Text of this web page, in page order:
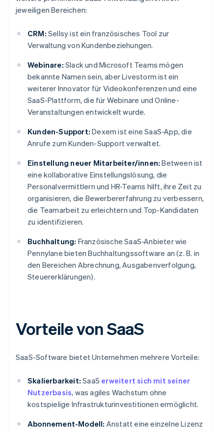
jeweiligen Bereichen:
CRM: Sellsy ist ein französisches Tool zur
Verwaltung von Kundenbeziehungen.
Webinare: Slack und Microsoft Teams mögen
bekannte Namen sein, aber Livestorm ist ein
weiterer Innovator für Videokonferenzen und eine
SaaS-Plattform, die für Webinare und Online-
Veranstaltungen entwickelt wurde.
Kunden-Support: Dexem ist eine SaaS-App, die
Anrufe zum Kunden-Support verwaltet.
Einstellung neuer Mitarbeiter/innen: Between ist
eine kollaborative Einstellungslösung, die
Personalvermittlern und HR-Teams hilft, ihre Zeit zu
organisieren, die Bewerbererfahrung zu verbessern,
die Teamarbeit zu erleichtern und Top-Kandidaten
zu identifizieren.
Buchhaltung: Französische SaaS-Anbieter wie
Pennylane bieten Buchhaltungssoftware an (z. B. in
den Bereichen Abrechnung, Ausgabenverfolgung,
Steuererklärungen).
Vorteile von SaaS
SaaS-Software bietet Unternehmen mehrere Vorteile:
Skalierbarkeit: SaaS erweitert sich mit seiner
Nutzerbasis, was agiles Wachstum ohne
kostspielige Infrastrukturinvestitionen ermöglicht.
Abonnement-Modell: Anstatt eine einzelne Lizenz